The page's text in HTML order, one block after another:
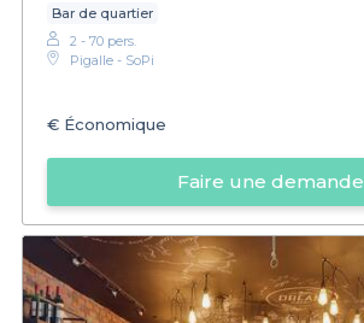
Bar de quartier
2 - 70 pers.
Pigalle - SoPi
€ Économique
Faire une demande